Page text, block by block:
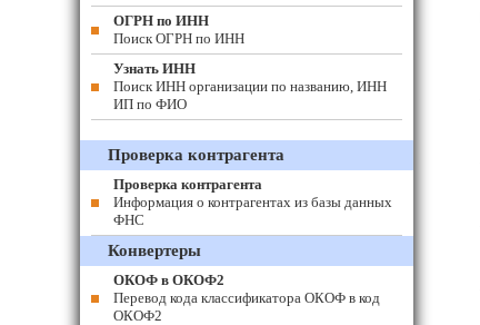
ОГРН по ИНН
Поиск ОГРН по ИНН
Узнать ИНН
Поиск ИНН организации по названию, ИНН
ИП по ФИО
Проверка контрагента
Проверка контрагента
Информация о контрагентах из базы данных
ФНС
Конвертеры
ОКОФ в ОКОФ2
Перевод кода классификатора ОКОФ в код
ОКОФ2